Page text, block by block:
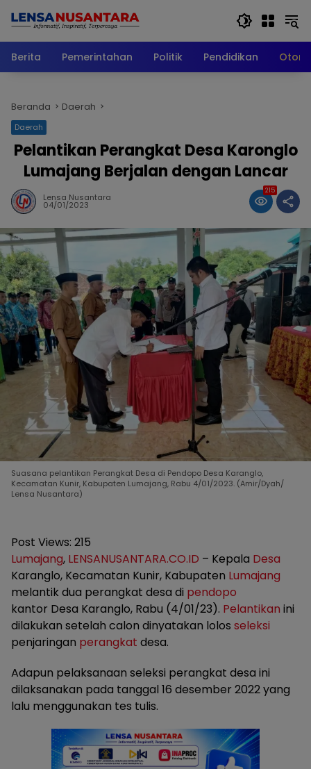
Berita
Pemerintahan Politik Pendidikan
Beranda Daerah
Daerah
Pelantikan Perangkat Desa Karonglo
Lumajang Berjalan dengan Lancar
Lensa Nusantara
04/01/2023
215
Suasana pelantikan Perangkat Desa di Pendopo Desa Karanglo,
Kecamatan Kunir, Kabupaten Lumajang, Rabu 4/01/2023. (Amir/Dyah/
Lensa Nusantara)
Post Views: 215
Lumajang, LENSANUSANTARA.CO.ID – Kepala Desa
Karanglo, Kecamatan Kunir, Kabupaten Lumajang
melantik dua perangkat desa di pendopo
kantor Desa Karanglo, Rabu (4/01/23). Pelantikan ini
dilakukan setelah calon dinyatakan lolos seleksi
penjaringan perangkat desa.
Adapun pelaksanaan seleksi perangkat desa ini
dilaksanakan pada tanggal 16 desember 2022 yang
lalu menggunakan tes tulis.